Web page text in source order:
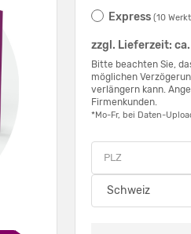
Express (10
zzgl. Lieferzeit:
Bitte beachten Sie,
möglichen
verlängern kann.
Firmenkunden.
*Mo-Fr, bei Daten-